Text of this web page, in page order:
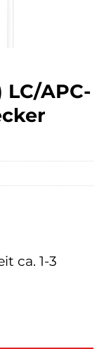
APC-
ca. 1-3